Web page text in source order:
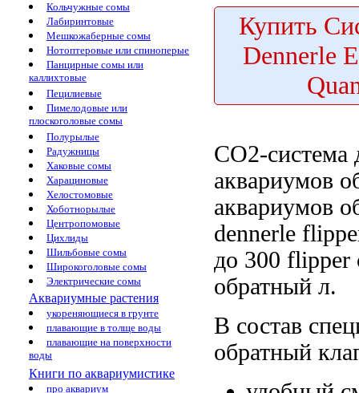
Кольчужные сомы
Лабиринтовые
Мешкожаберные сомы
Нотоптеровые или спиноперые
Панцирные сомы или
каллихтовые
Пецилиевые
Пимелодовые или
плоскоголовые сомы
Полурылые
Радужницы
Хаковые сомы
Харациновые
Хелостомовые
Хоботнорылые
Центропомовые
Цихлиды
Шильбовые сомы
Широкоголовые сомы
Электрические сомы
Аквариумные растения
укореняющиеся в грунте
плавающие в толще воды
плавающие на поверхности
воды
Книги по аквариумистике
про аквариум
Купить
Dennerle
СО2-система
аквариумов
аквариумов
dennerle
до 300 flipper
обратный л.
В состав
обратный